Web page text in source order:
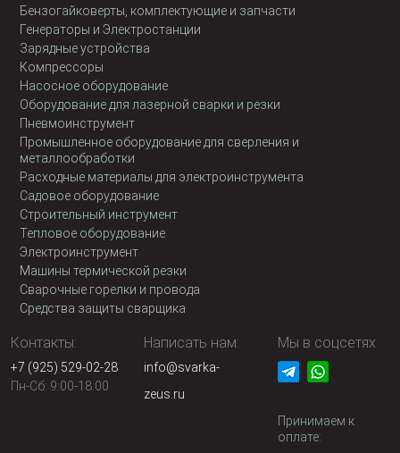
Бензогайковерты, комплектующие и запчасти
Генераторы и Электростанции
Зарядные устройства
Компрессоры
Насосное оборудование
Оборудование для лазерной сварки и резки
Пневмоинструмент
Промышленное оборудование для сверления и
металлообработки
Расходные материалы для электроинструмента
Садовое оборудование
Строительный инструмент
Тепловое оборудование
Электроинструмент
Машины термической резки
Сварочные горелки и провода
Средства защиты сварщика
Контакты:
+7 (925) 529-02-28
Пн-Сб: 9:00-18:00
Написать нам:
info@svarka-
zeus.ru
Мы в соцсетях
Принимаем к
оплате: